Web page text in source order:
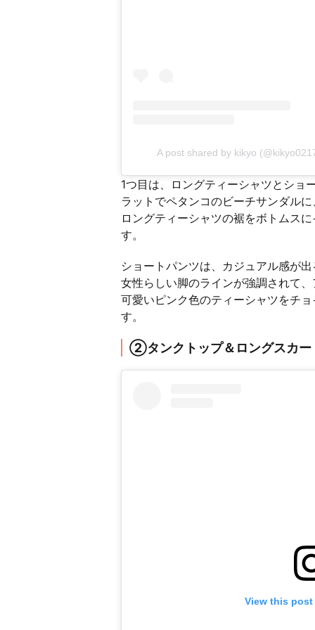
A post shared by kikyo
1つ目は、ロングティーシャツとショ
ラットでペタンコのビーチサンダル
ロングティーシャツの裾をボトムス
す。
ショートパンツは、カジュアル感が
女性らしい脚のラインが強調されて
可愛いピンク色のティーシャツをチ
す。
②タンクトップ＆ロングスカー
View this